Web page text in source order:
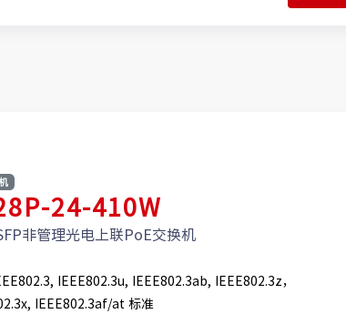
24-410W
非管理光电上联PoE交换机
IEEE802.3u, IEEE802.3ab, IEEE802.3z，
IEEE802.3af/at 标准